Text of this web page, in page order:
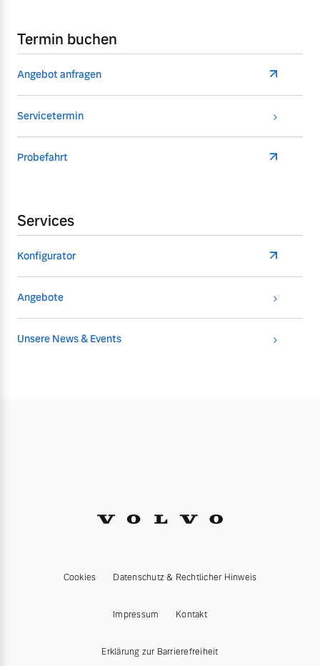
Termin buchen
Angebot anfragen
Servicetermin
Probefahrt
Services
Konfigurator
Angebote
Unsere News & Events
Cookies Datenschutz & Rechtlicher Hinweis
Impressum Kontakt
Erklärung zur Barrierefreiheit